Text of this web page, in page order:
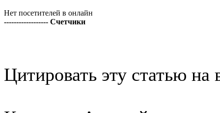
Нет посетителей в онлайн
------------------ Счетчики
Цитировать эту статью на